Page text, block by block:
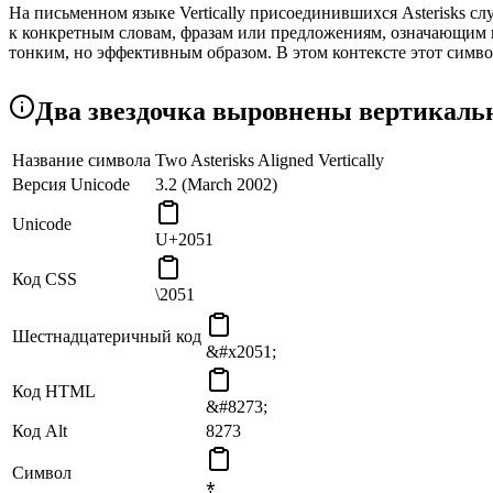
На письменном языке Vertically присоединившихся Asterisks
к конкретным словам, фразам или предложениям, означающим
тонким, но эффективным образом. В этом контексте этот
В типографии и графическом дизайне Вертикально
повышают эстетику печатных материалов. В мире дизайна
Программирование и кодирование
В компьютерном программировании и кодировании
программирования и контекста. Например, на некоторых
этом контексте символ символизирует математическую
Согласование и симметрия
Вертикальное расположение двух звездочек в этом символе
влияние и эстетику текста и дизайна. Этот символ
Два звездочка выровнены
Название символа Two Asterisks Aligned Vertically
Версия Unicode
3.2 (March 2002)
Unicode
U+2051
Код CSS
\2051
Шестнадцатеричный код
&#x2051;
Код HTML
&#8273;
Код Alt
8273
Символ